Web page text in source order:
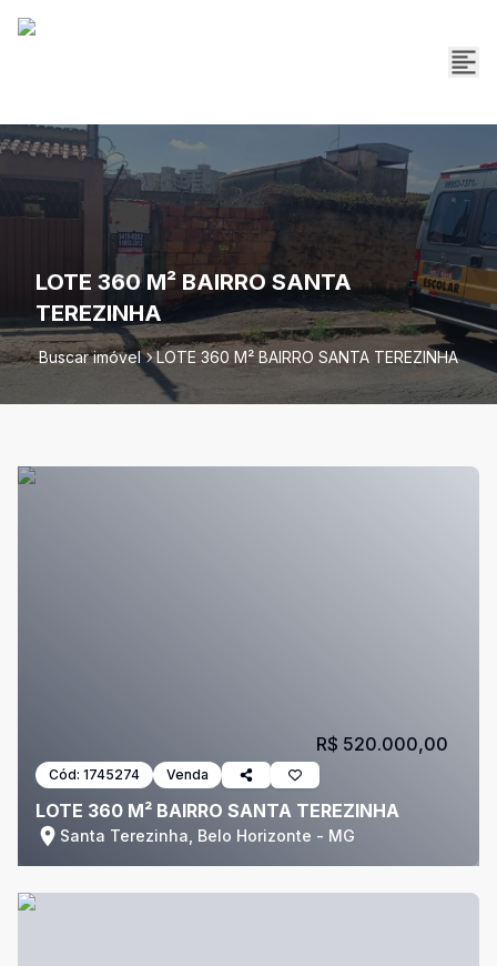
LOTE 360 M² BAIRRO SANTA
TEREZINHA
Buscar imóvel LOTE 360 M² BAIRRO SANTA TEREZINHA
Cód: 1745274 Venda
LOTE 360 M² BAIRRO SANTA TEREZINHA
Santa Terezinha, Belo Horizonte - MG
R$ 520.000,00